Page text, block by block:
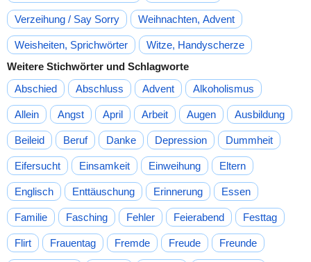
Verzeihung / Say Sorry Weihnachten, Advent
Weisheiten, Sprichwörter
Witze, Handyscherze
Weitere Stichwörter und Schlagworte
Abschied
Abschluss Advent Alkoholismus
Allein Angst April Arbeit Augen Ausbildung
Beileid Beruf Danke Depression Dummheit
Eifersucht Einsamkeit Einweihung Eltern
Englisch Enttäuschung Erinnerung Essen
Familie Fasching Fehler Feierabend Festtag
Flirt Frauentag Fremde Freude Freunde